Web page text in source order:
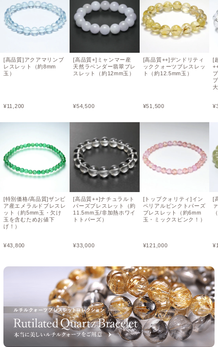
[高品質]アクアマリンブ
レスレット（約8mm
玉）
¥11,200
[特別価格/高品質]ザンビ
ア産エメラルドブレスレ
ット（約5mm玉・欠け
玉を含むためお値下
げ！）
¥43,800
[高品質+]ミャンマー産
天然ラベンダー翡翠ブレ
スレット（約12mm玉）
¥54,500
[高品質++]ナチュラルト
パーズブレスレット（約
11.5mm玉/非加熱ホワイ
トトパーズ）
¥33,000
[高品質++]デンドリティ
ッククォーツブレスレッ
ト（約12.5mm玉）
¥51,500
[トップクォリティ]イン
ペリアルピンクトパーズ
ブレスレット（約6mm
玉・ミックスピンク！）
¥121,000
[
¥
[
¥